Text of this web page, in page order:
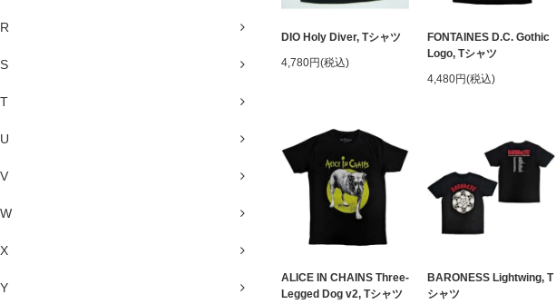
R
S
T
U
V
W
X
Y
DIO Holy Diver, Tシャツ
4,780円(税込)
FONTAINES D.C. Gothic
Logo, Tシャツ
4,480円(税込)
ALICE IN CHAINS Three-
Legged Dog v2, Tシャツ
BARONESS Lightwing, T
シャツ